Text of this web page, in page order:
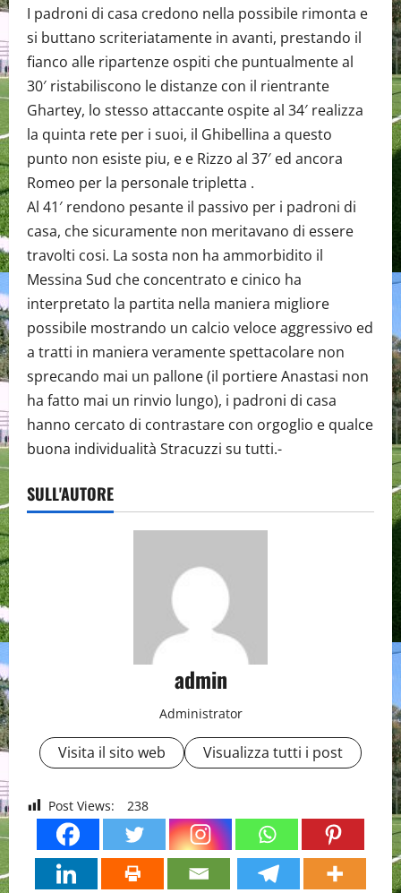
I padroni di casa credono nella possibile rimonta e
si buttano scriteriatamente in avanti, prestando il
fianco alle ripartenze ospiti che puntualmente al
30′ ristabiliscono le distanze con il rientrante
Ghartey, lo stesso attaccante ospite al 34′ realizza
la quinta rete per i suoi, il Ghibellina a questo
punto non esiste piu, e e Rizzo al 37′ ed ancora
Romeo per la personale tripletta .
Al 41′ rendono pesante il passivo per i padroni di
casa, che sicuramente non meritavano di essere
travolti cosi. La sosta non ha ammorbidito il
Messina Sud che concentrato e cinico ha
interpretato la partita nella maniera migliore
possibile mostrando un calcio veloce aggressivo ed
a tratti in maniera veramente spettacolare non
sprecando mai un pallone (il portiere Anastasi non
ha fatto mai un rinvio lungo), i padroni di casa
hanno cercato di contrastare con orgoglio e qualce
buona individualità Stracuzzi su tutti.-
SULL'AUTORE
admin
Administrator
Visita il sito web Visualizza tutti i post
Post Views: 238